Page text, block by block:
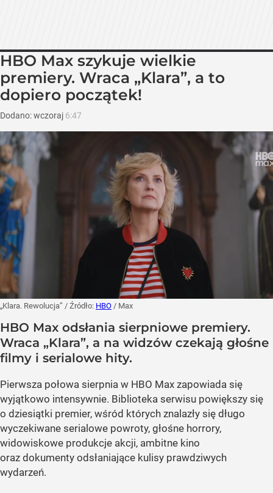
HBO Max szykuje wielkie
premiery. Wraca „Klara”, a to
dopiero początek!
Dodano:wczoraj 6:47
„Klara. Rewolucja” / Źródło: HBO / Max
HBO Max odsłania sierpniowe premiery.
Wraca „Klara”, a na widzów czekają głośne
filmy i serialowe hity.
Pierwsza połowa sierpnia w HBO Max zapowiada się
wyjątkowo intensywnie. Biblioteka serwisu powiększy się
o dziesiątki premier, wśród których znalazły się długo
wyczekiwane serialowe powroty, głośne horrory,
widowiskowe produkcje akcji, ambitne kino
oraz dokumenty odsłaniające kulisy prawdziwych
wydarzeń.